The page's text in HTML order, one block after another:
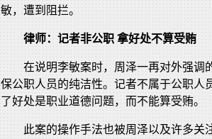
敏，遭到阻拦。
律师：记者非公职 拿好处不算受贿
在说明李敏案时，周泽一再对外强调
保公职人员的纯洁性。记者不属于公职人
了好处是职业道德问题，而不能算受贿。
此案的操作手法也被周泽以及许多关